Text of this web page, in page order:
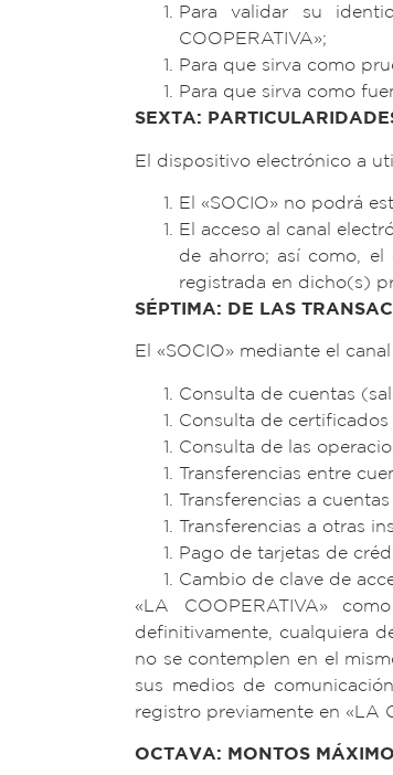
Para validar su
COOPERATIVA»;
Para que sirva como
Para que sirva como
SEXTA:
El dispositivo electrónico a
El «SOCIO» no podrá
El acceso al canal
de ahorro; así como,
registrada en dicho(s)
SÉPTIMA: DE LAS
El «SOCIO» mediante el
Consulta de cuentas
Consulta de
Consulta de las
Transferencias entre
Transferencias a
Transferencias a otras
Pago de tarjetas de
Cambio de clave de
«LA COOPERATIVA»
definitivamente, cualquiera
no se contemplen en el
sus medios de
registro previamente en «LA
OCTAVA: MONTOS